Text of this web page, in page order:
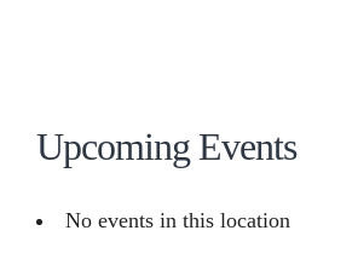
Upcoming Events
No events in this location